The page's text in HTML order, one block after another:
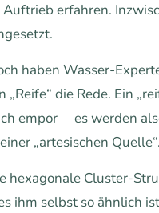
erfahren.
haben Wasser-
die Rede. Ein
empor – es werden
„artesischen Quelle“.
hexagonale Cluster-
ihm selbst so ähnlich